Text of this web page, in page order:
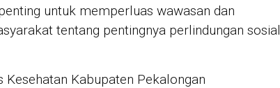
untuk memperluas wawasan dan
tentang pentingnya perlindungan sosial
Kesehatan Kabupaten Pekalongan